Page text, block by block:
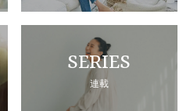
SERIES
連載